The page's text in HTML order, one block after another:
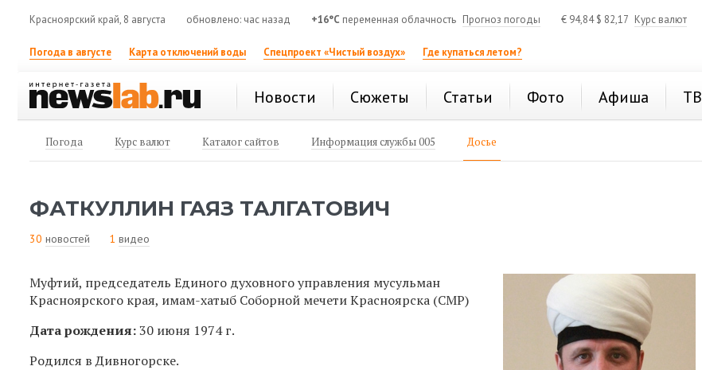
Красноярский край, 8 августа обновлено: час назад +16°C переменная облачность Прогноз погоды € 94,84$ 82,17 Курс валют
Погода в августе Карта отключений воды Спецпроект «Чистый воздух» Где купаться летом?
Новости Сюжеты Статьи Фото Афиша ТВ
Погода Курс валют Каталог сайтов Информация службы 005 Досье
ФАТКУЛЛИН ГАЯЗ ТАЛГАТОВИЧ
30 новостей 1 видео
Муфтий, председатель Единого духовного управления мусульман
Красноярского края, имам-хатыб Соборной мечети Красноярска (СМР)
Дата рождения:30 июня 1974 г.
Родился в Дивногорске.